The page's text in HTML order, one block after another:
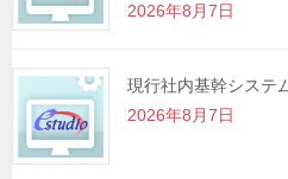
2026年8月7日
現行社内基幹システ
2026年8月7日